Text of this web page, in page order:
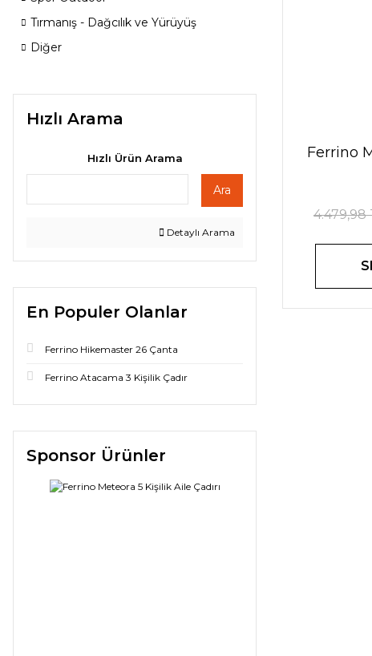
Tırmanış - Dağcılık ve Yürüyüş
Diğer
Hızlı Arama
Hızlı Ürün Arama
Ara
Detaylı Arama
En Populer Olanlar
Ferrino Hikemaster 26 Çanta
Ferrino Atacama 3 Kişilik Çadır
Sponsor Ürünler
Ferrino
4.479,98